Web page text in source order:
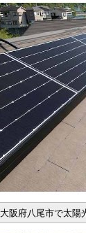
大阪府八尾市で太陽